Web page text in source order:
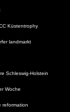
Küstentrophy
landmarkt
Schleswig-Holstein
Woche
reformation